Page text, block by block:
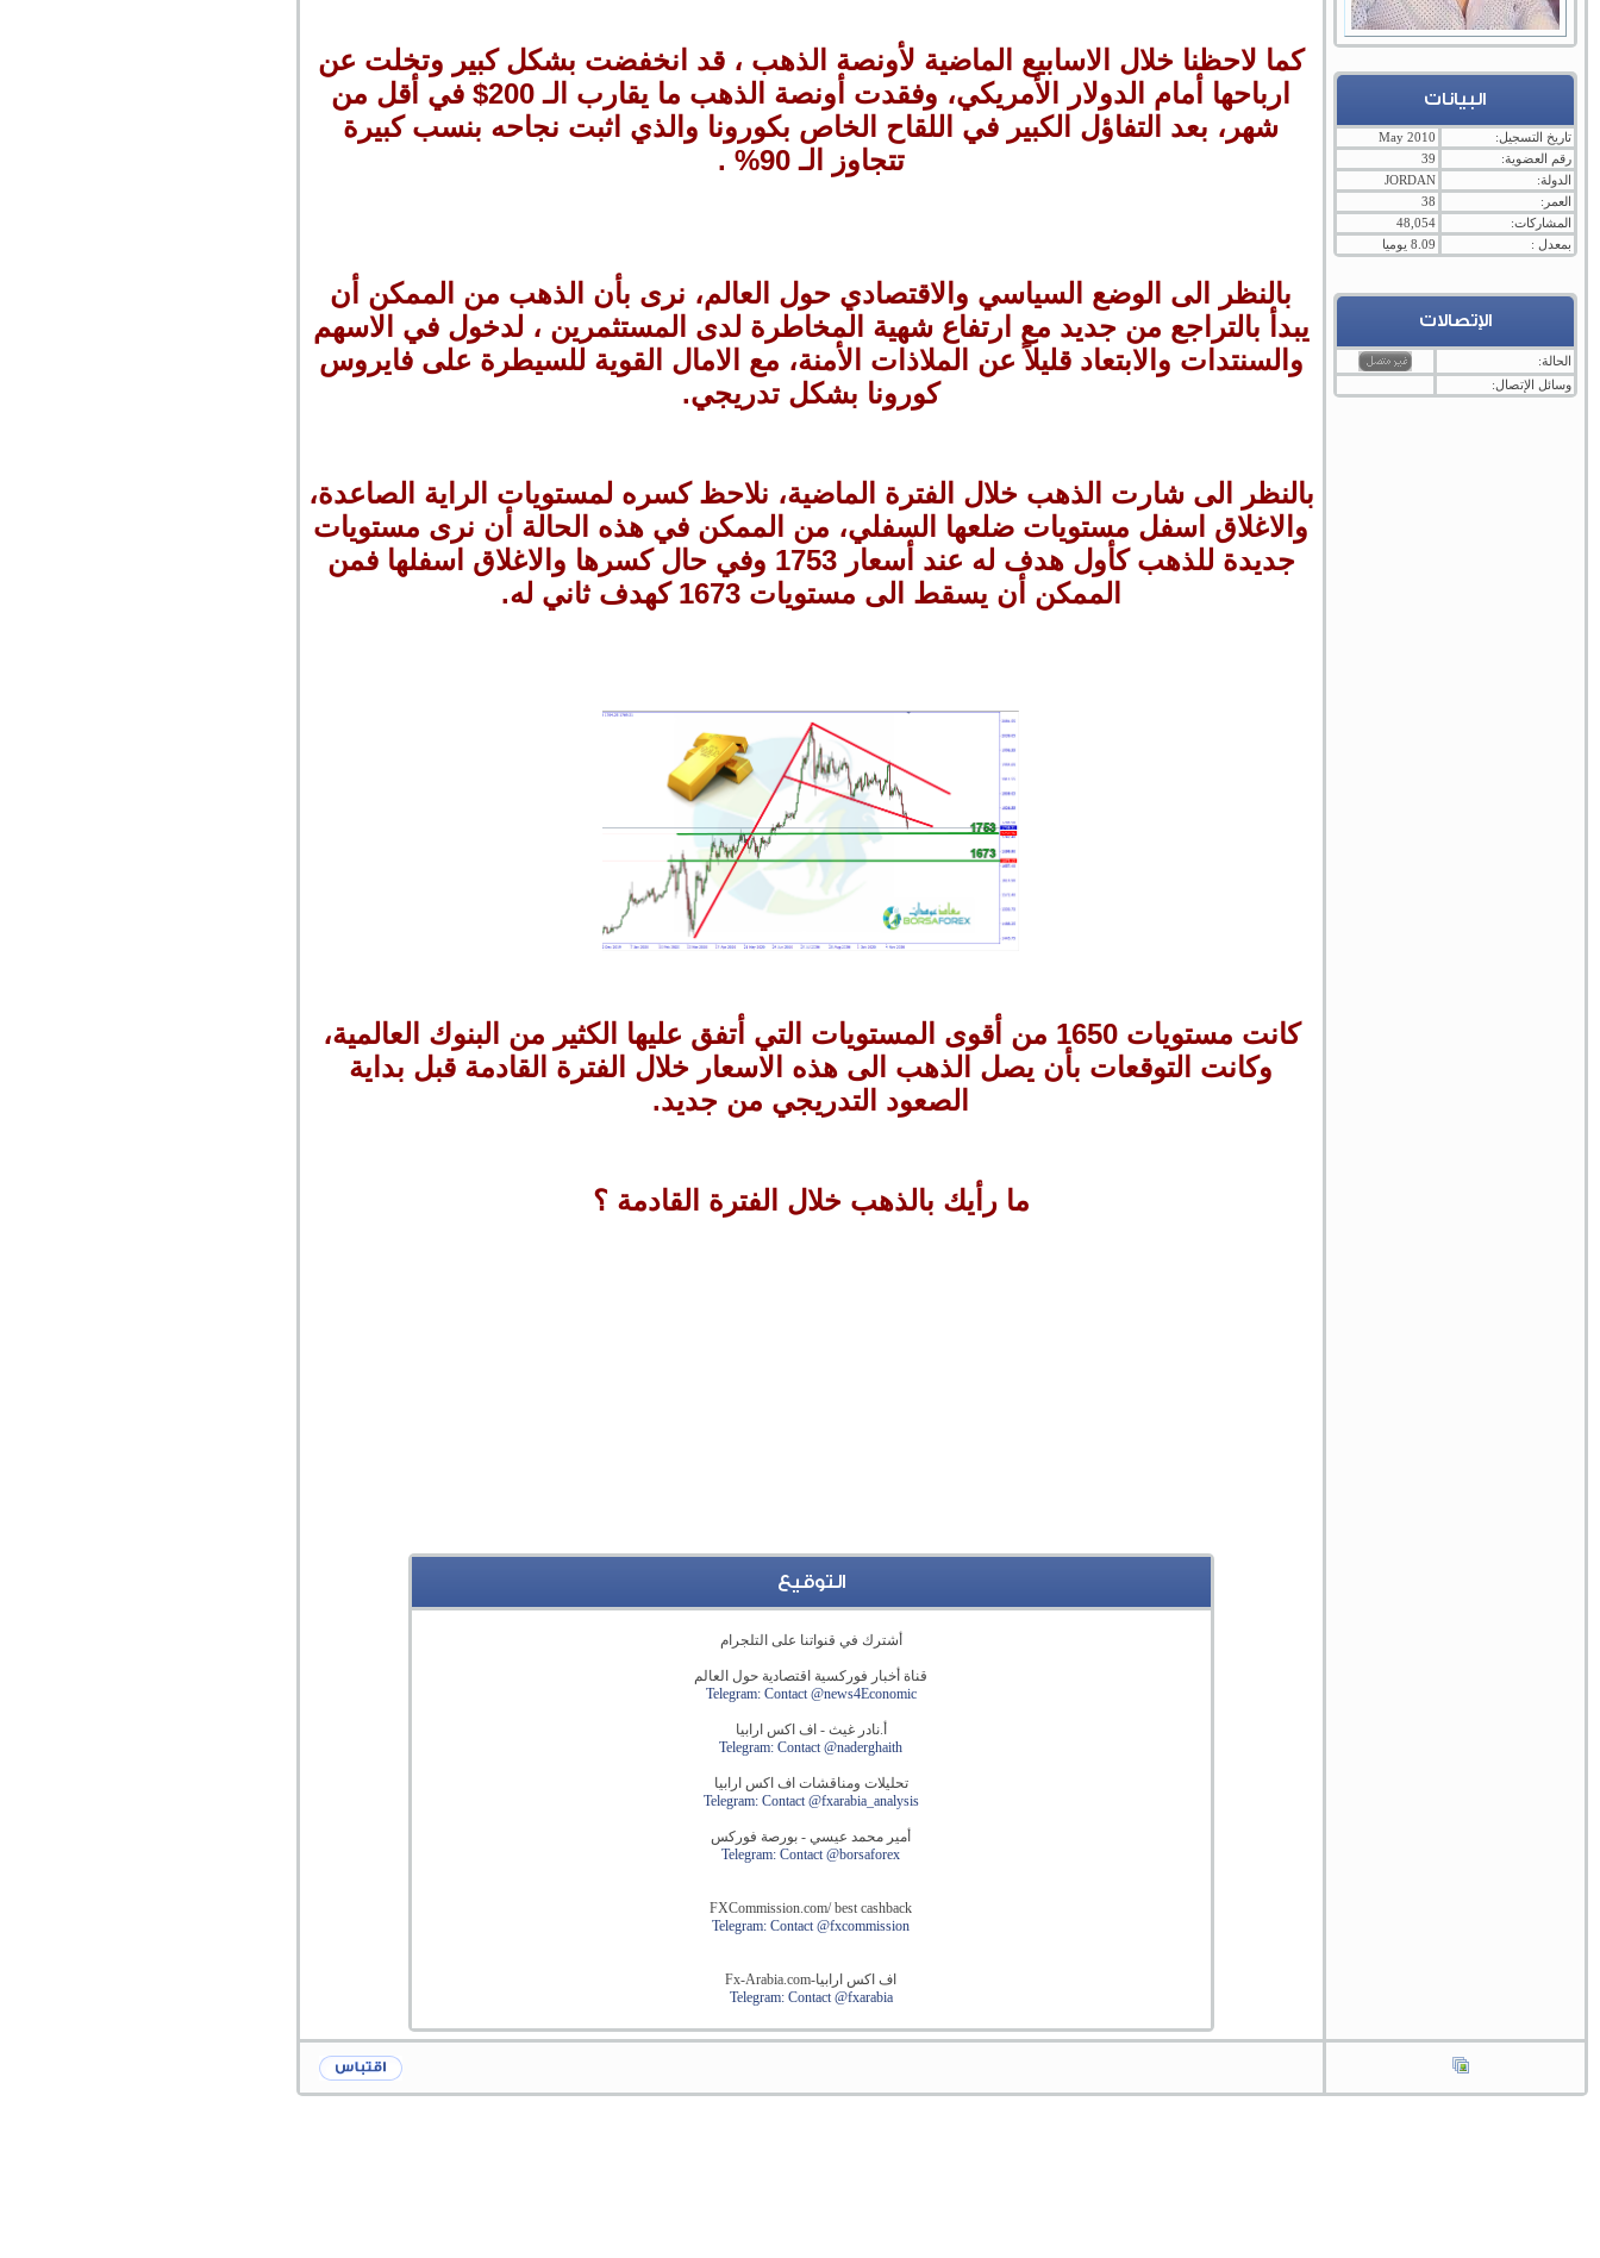
البيانات
تاريخ التسجيل:
May 2010
رقم العضوية:
39
الدولة:
JORDAN
العمر:
38
المشاركات:
48,054
بمعدل :
8.09 يوميا
الإتصالات
الحالة:
وسائل الإتصال:
كما لاحظنا خلال الاسابيع الماضية لأونصة الذهب ، قد انخفضت بشكل كبير وتخلت عن
ارباحها أمام الدولار الأمريكي، وفقدت أونصة الذهب ما يقارب الـ 200$ في أقل من
شهر، بعد التفاؤل الكبير في اللقاح الخاص بكورونا والذي اثبت نجاحه بنسب كبيرة
تتجاوز الـ 90% .
بالنظر الى الوضع السياسي والاقتصادي حول العالم، نرى بأن الذهب من الممكن أن
يبدأ بالتراجع من جديد مع ارتفاع شهية المخاطرة لدى المستثمرين ، لدخول في الاسهم
والسنتدات والابتعاد قليلاً عن الملاذات الأمنة، مع الامال القوية للسيطرة على فايروس
كورونا بشكل تدريجي.
بالنظر الى شارت الذهب خلال الفترة الماضية، نلاحظ كسره لمستويات الراية الصاعدة،
والاغلاق اسفل مستويات ضلعها السفلي، من الممكن في هذه الحالة أن نرى مستويات
جديدة للذهب كأول هدف له عند أسعار 1753 وفي حال كسرها والاغلاق اسفلها فمن
الممكن أن يسقط الى مستويات 1673 كهدف ثاني له.
كانت مستويات 1650 من أقوى المستويات التي أتفق عليها الكثير من البنوك العالمية،
وكانت التوقعات بأن يصل الذهب الى هذه الاسعار خلال الفترة القادمة قبل بداية
الصعود التدريجي من جديد.
ما رأيك بالذهب خلال الفترة القادمة ؟
التوقيع
أشترك في قنواتنا على التلجرام
قناة أخبار فوركسية اقتصادية حول العالم
Telegram: Contact @news4Economic
أ.نادر غيث - اف اكس ارابيا
Telegram: Contact @naderghaith
تحليلات ومناقشات اف اكس ارابيا
Telegram: Contact @fxarabia_analysis
أمير محمد عيسي - بورصة فوركس
Telegram: Contact @borsaforex
FXCommission.com/ best cashback
Telegram: Contact @fxcommission
اف اكس ارابيا-Fx-Arabia.com
Telegram: Contact @fxarabia